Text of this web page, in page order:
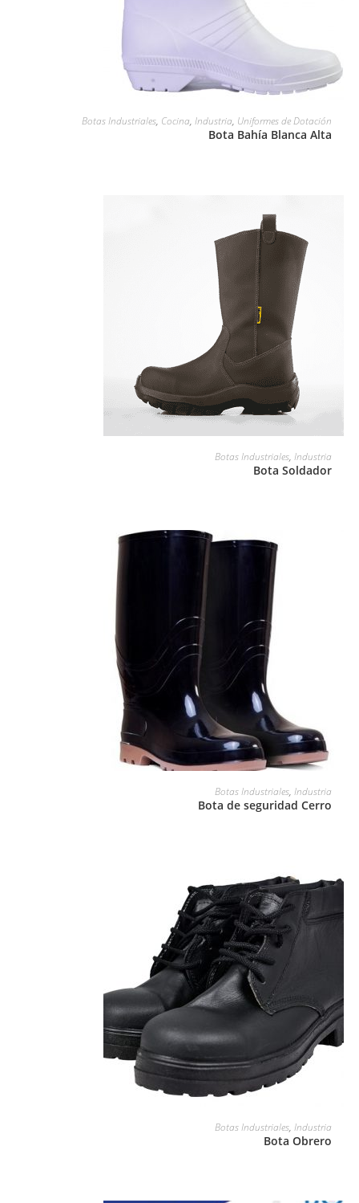
LEER MÁS
Botas Industriales, Cocina,Industria, Uniformes de Dotación
Bota Bahía Blanca Alta
Botas Industriales,Industria
Bota Soldador
Botas Industriales,Industria
Bota de seguridad Cerro
Botas Industriales,Industria
Bota Obrero